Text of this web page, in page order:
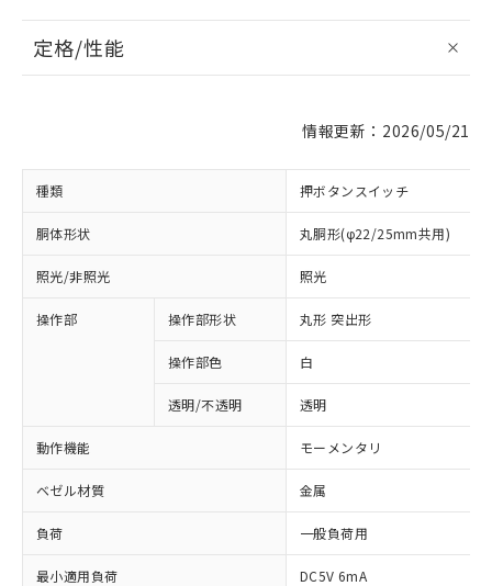
定格/性能
情報更新：2026/05/21
種類 押ボタンスイッチ
胴体形状 丸胴形(φ22/25mm共用)
照光/非照光 照光
操作部 操作部形状 丸形 突出形
操作部色 白
透明/不透明 透明
動作機能 モーメンタリ
ベゼル材質 金属
負荷 一般負荷用
最小適用負荷 DC5V 6mA